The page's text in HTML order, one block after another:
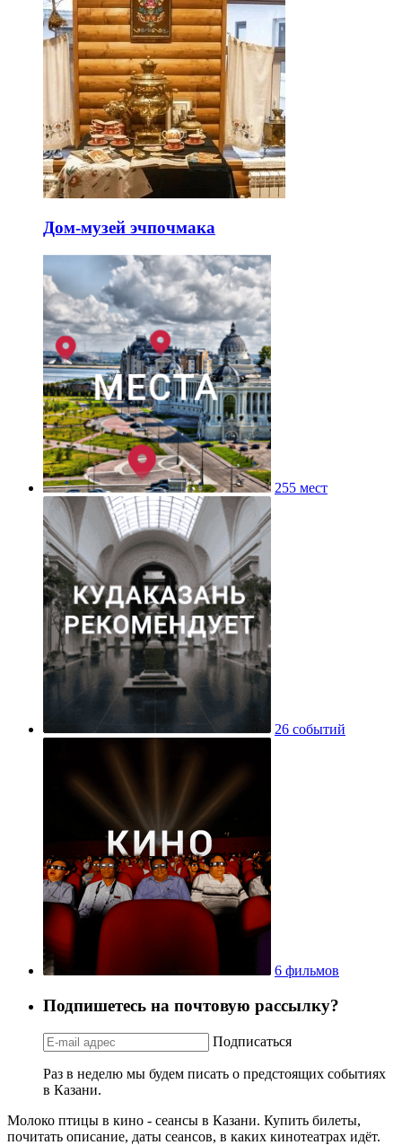
Дом-музей эчпочмака
255 мест
26 событий
6 фильмов
Подпишетесь на почтовую рассылку?
Подписаться
Раз в неделю мы будем писать о предстоящих событиях
в Казани.
Молоко птицы в кино - сеансы в Казани. Купить билеты,
почитать описание, даты сеансов, в каких кинотеатрах идёт.